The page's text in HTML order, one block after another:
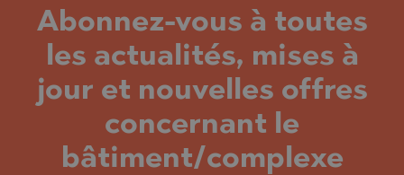
Abonnez-vous à toutes
les actualités, mises à
jour et nouvelles offres
concernant le
bâtiment/complexe